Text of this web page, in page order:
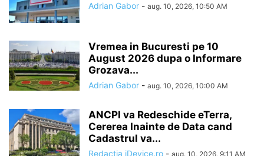
Adrian Gabor - aug. 10, 2026, 10:50 AM
Vremea in Bucuresti pe 10
August 2026 dupa o Informare
Grozava...
Adrian Gabor - aug. 10, 2026, 10:00 AM
ANCPI va Redeschide eTerra,
Cererea Inainte de Data cand
Cadastrul va...
Redactia iDevice.ro - aug. 10, 2026, 9:11 AM